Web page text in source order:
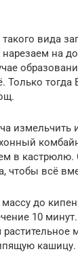
такого вида
на
Только
измельчить
в кастрюлю.
чтобы всё
до
10
кашицу.